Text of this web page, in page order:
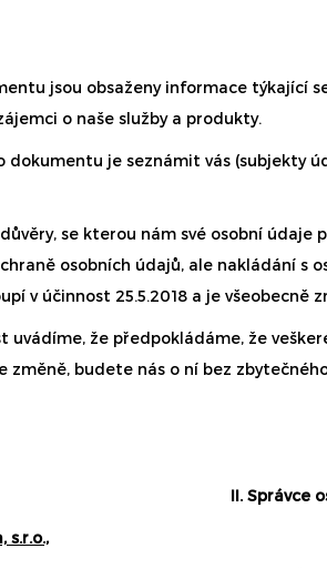
jsou obsaženy informace týkající
o naše služby a produkty.
dokumentu je seznámit vás (subjekty
důvěry, se kterou nám své osobní
osobních údajů, ale nakládání s
v účinnost 25.5.2018 a je všeobecně
uvádíme, že předpokládáme, že
změně, budete nás o ní bez
II. Správce
s.r.o.,